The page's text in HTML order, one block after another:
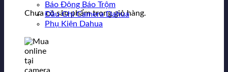
Chưa có sản phẩm trong giỏ hàng.
Báo Động Báo Trộm
Đầu Ghi Camera Dahua
Phụ Kiện Dahua